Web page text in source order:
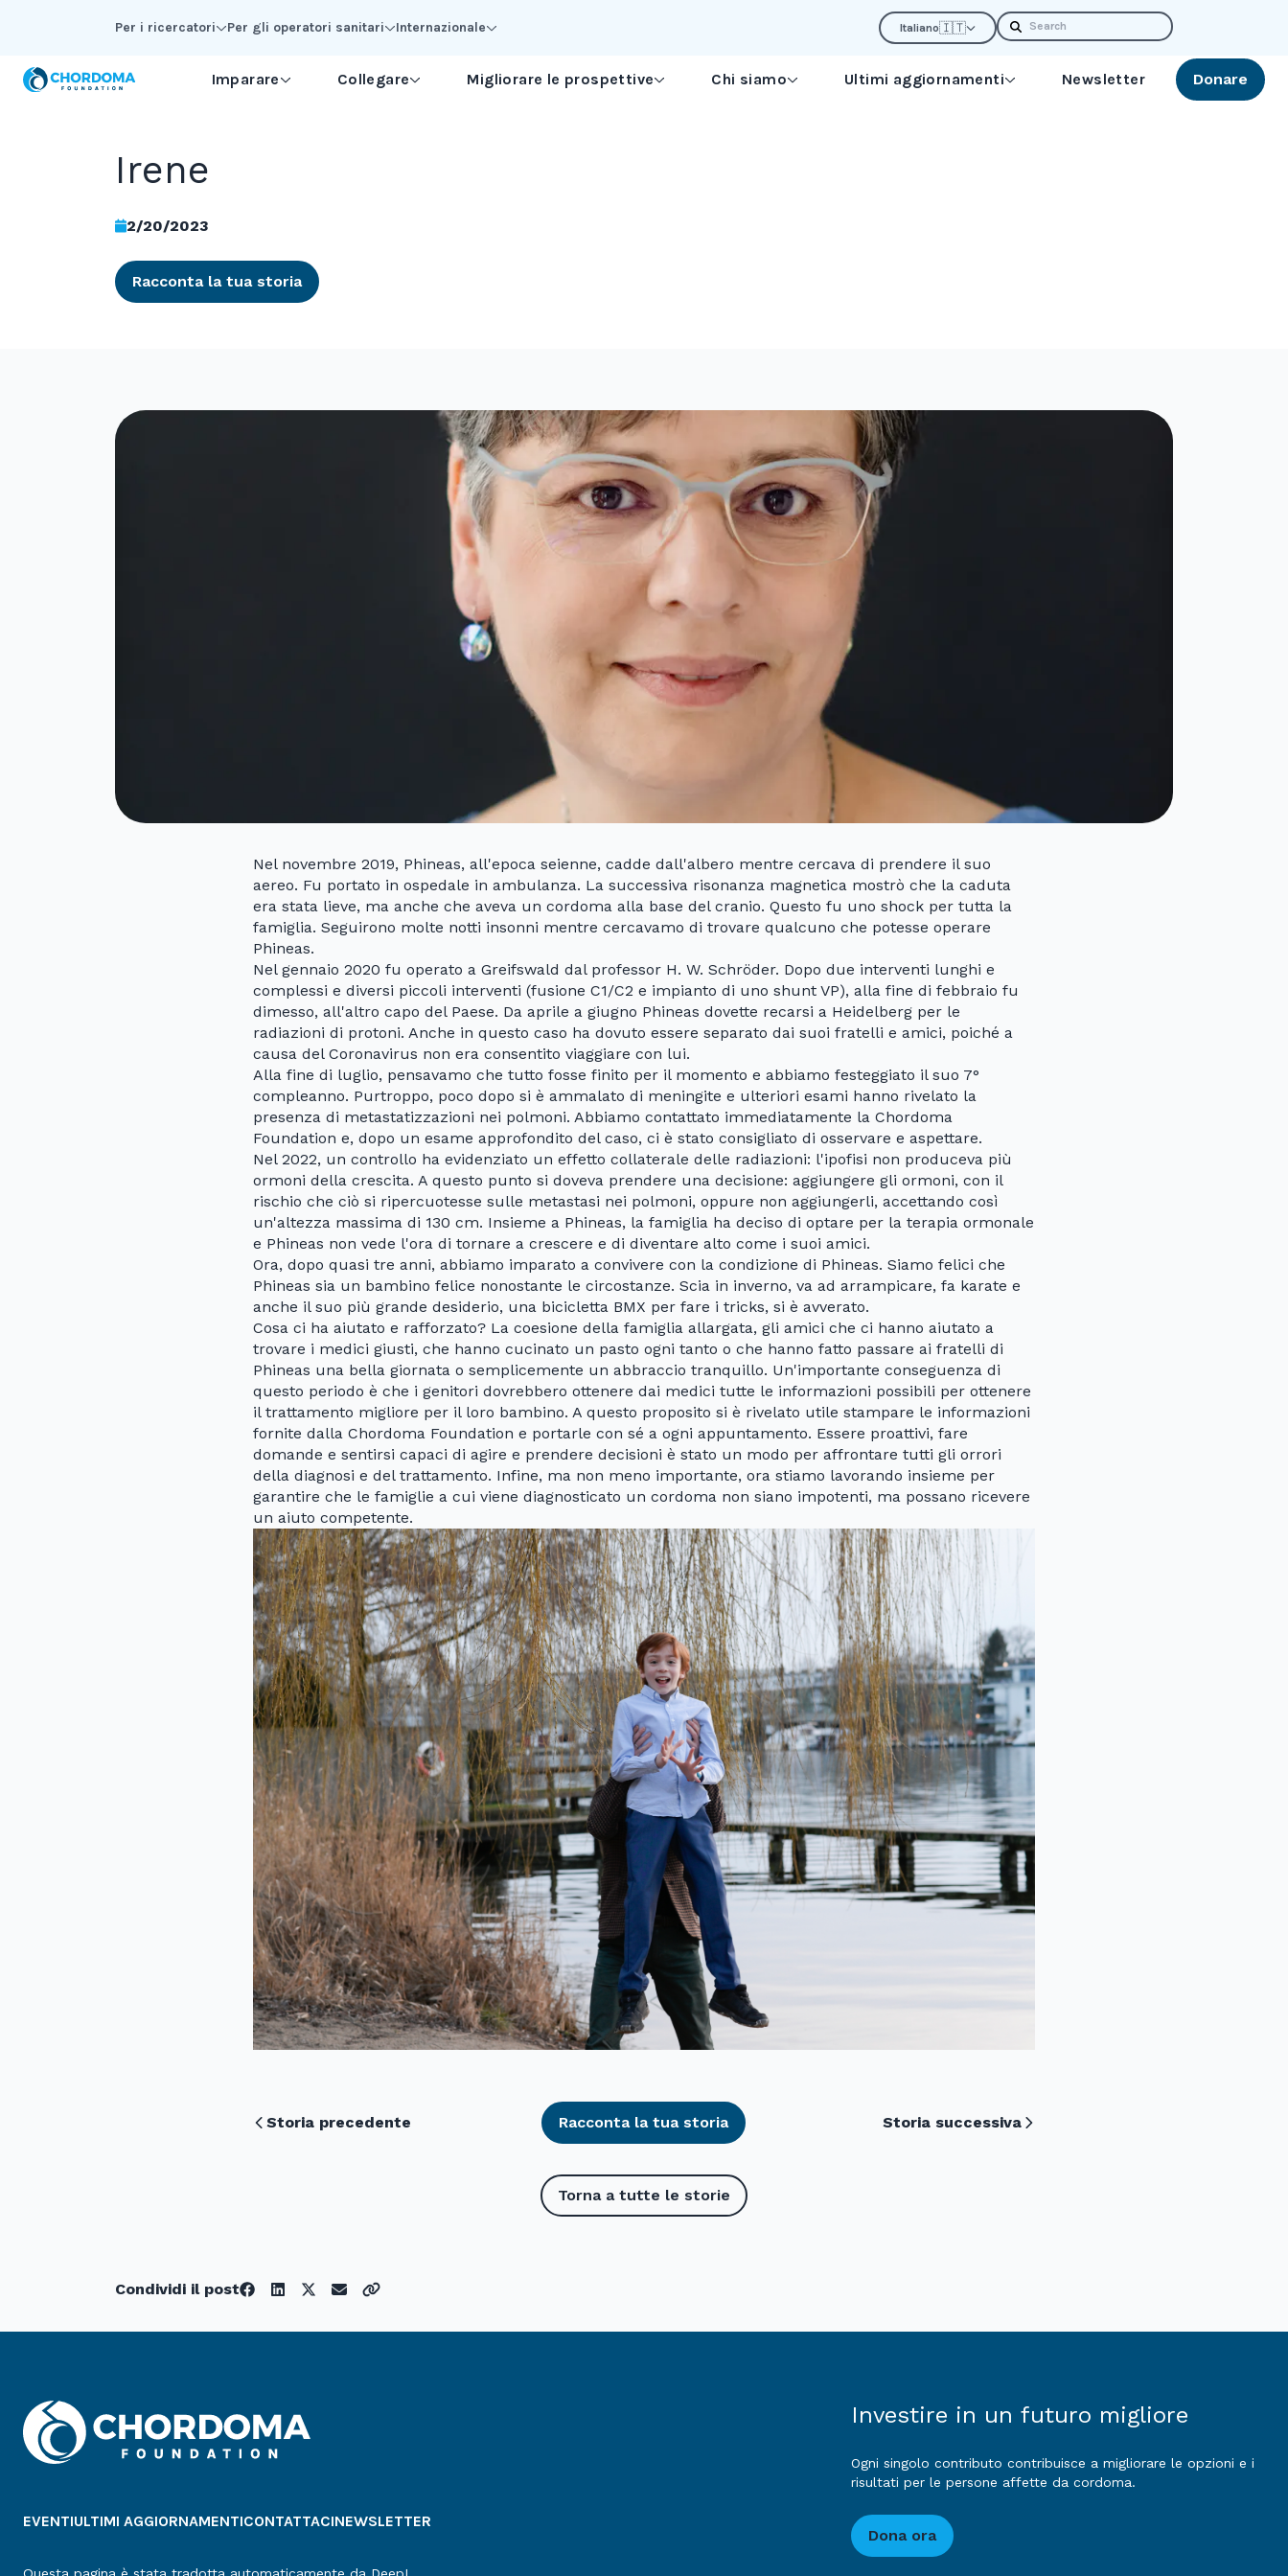
Per i ricercatori Per gli operatori sanitari Internazionale Italiano🇮🇹 Search
Imparare Collegare Migliorare le prospettive Chi siamo Ultimi aggiornamenti Newsletter Donare
Irene
2/20/2023
Racconta la tua storia
Nel novembre 2019, Phineas, all'epoca seienne, cadde dall'albero mentre cercava di prendere il suo
aereo. Fu portato in ospedale in ambulanza. La successiva risonanza magnetica mostrò che la caduta
era stata lieve, ma anche che aveva un cordoma alla base del cranio. Questo fu uno shock per tutta la
famiglia. Seguirono molte notti insonni mentre cercavamo di trovare qualcuno che potesse operare
Phineas.
Nel gennaio 2020 fu operato a Greifswald dal professor H. W. Schröder. Dopo due interventi lunghi e
complessi e diversi piccoli interventi (fusione C1/C2 e impianto di uno shunt VP), alla fine di febbraio fu
dimesso, all'altro capo del Paese. Da aprile a giugno Phineas dovette recarsi a Heidelberg per le
radiazioni di protoni. Anche in questo caso ha dovuto essere separato dai suoi fratelli e amici, poiché a
causa del Coronavirus non era consentito viaggiare con lui.
Alla fine di luglio, pensavamo che tutto fosse finito per il momento e abbiamo festeggiato il suo 7°
compleanno. Purtroppo, poco dopo si è ammalato di meningite e ulteriori esami hanno rivelato la
presenza di metastatizzazioni nei polmoni. Abbiamo contattato immediatamente la Chordoma
Foundation e, dopo un esame approfondito del caso, ci è stato consigliato di osservare e aspettare.
Nel 2022, un controllo ha evidenziato un effetto collaterale delle radiazioni: l'ipofisi non produceva più
ormoni della crescita. A questo punto si doveva prendere una decisione: aggiungere gli ormoni, con il
rischio che ciò si ripercuotesse sulle metastasi nei polmoni, oppure non aggiungerli, accettando così
un'altezza massima di 130 cm. Insieme a Phineas, la famiglia ha deciso di optare per la terapia ormonale
e Phineas non vede l'ora di tornare a crescere e di diventare alto come i suoi amici.
Ora, dopo quasi tre anni, abbiamo imparato a convivere con la condizione di Phineas. Siamo felici che
Phineas sia un bambino felice nonostante le circostanze. Scia in inverno, va ad arrampicare, fa karate e
anche il suo più grande desiderio, una bicicletta BMX per fare i tricks, si è avverato.
Cosa ci ha aiutato e rafforzato? La coesione della famiglia allargata, gli amici che ci hanno aiutato a
trovare i medici giusti, che hanno cucinato un pasto ogni tanto o che hanno fatto passare ai fratelli di
Phineas una bella giornata o semplicemente un abbraccio tranquillo. Un'importante conseguenza di
questo periodo è che i genitori dovrebbero ottenere dai medici tutte le informazioni possibili per ottenere
il trattamento migliore per il loro bambino. A questo proposito si è rivelato utile stampare le informazioni
fornite dalla Chordoma Foundation e portarle con sé a ogni appuntamento. Essere proattivi, fare
domande e sentirsi capaci di agire e prendere decisioni è stato un modo per affrontare tutti gli orrori
della diagnosi e del trattamento. Infine, ma non meno importante, ora stiamo lavorando insieme per
garantire che le famiglie a cui viene diagnosticato un cordoma non siano impotenti, ma possano ricevere
un aiuto competente.
Storia precedente Racconta la tua storia Storia successiva
Torna a tutte le storie
Condividi il post
EVENTIULTIMI AGGIORNAMENTICONTATTACINEWSLETTER
Investire in un futuro migliore
Ogni singolo contributo contribuisce a migliorare le opzioni e i
risultati per le persone affette da cordoma.
Dona ora